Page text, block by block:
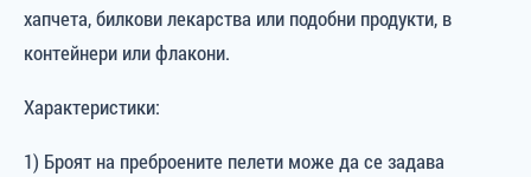
хапчета, билкови лекарства или подобни продукти, в
контейнери или флакони.
Характеристики:
1) Броят на преброените пелети може да се задава